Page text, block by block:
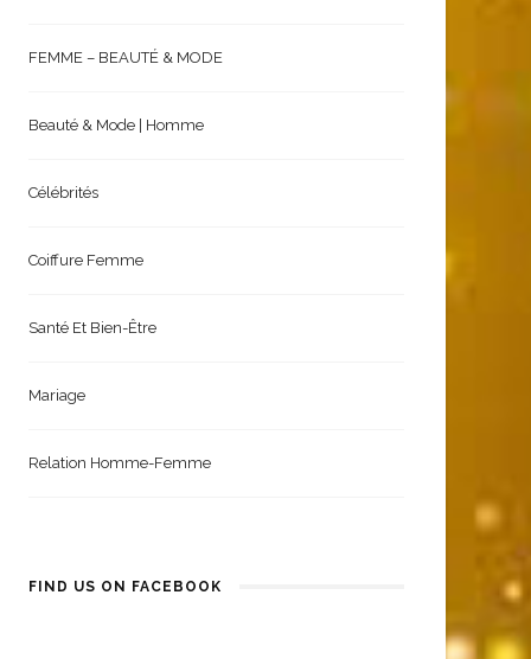
FEMME – BEAUTÉ & MODE
Beauté & Mode | Homme
Célébrités
Coiffure Femme
Santé Et Bien-Être
Mariage
Relation Homme-Femme
FIND US ON FACEBOOK